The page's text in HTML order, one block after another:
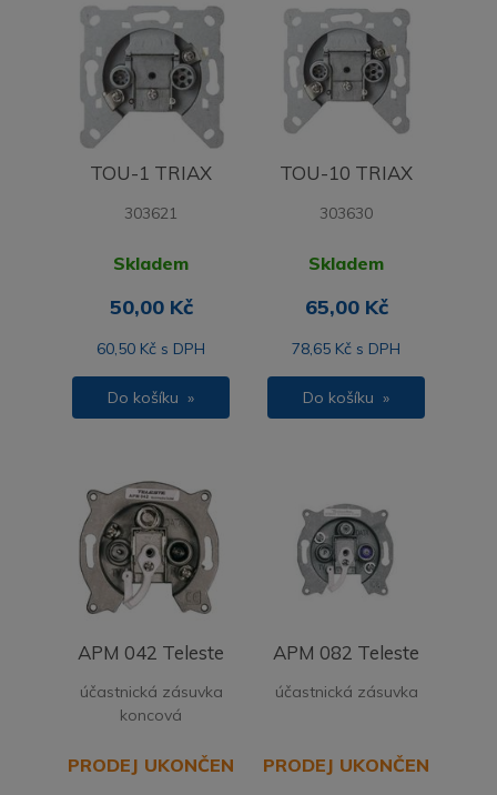
TOU-1 TRIAX
303621
Skladem
50,00 Kč
60,50 Kč s DPH
Do košíku »
TOU-10 TRIAX
303630
Skladem
65,00 Kč
78,65 Kč s DPH
Do košíku »
APM 042 Teleste
účastnická zásuvka
koncová
PRODEJ UKONČEN
APM 082 Teleste
účastnická zásuvka
PRODEJ UKONČEN